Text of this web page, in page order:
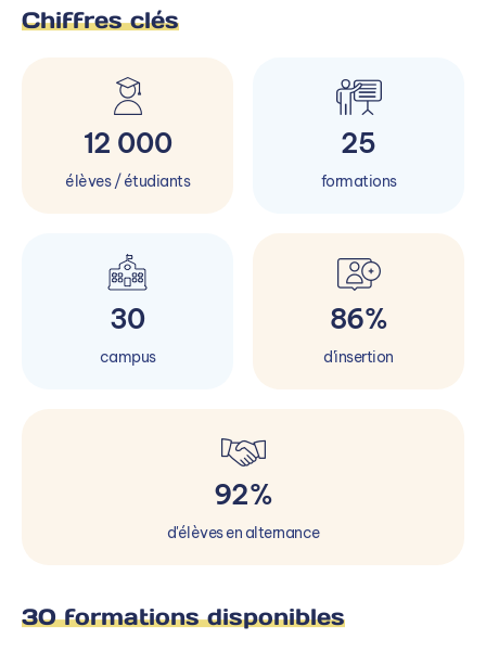
Chiffres clés
12 000
élèves / étudiants
25
formations
30
campus
86%
d'insertion
92%
d'élèves en alternance
30 formations disponibles